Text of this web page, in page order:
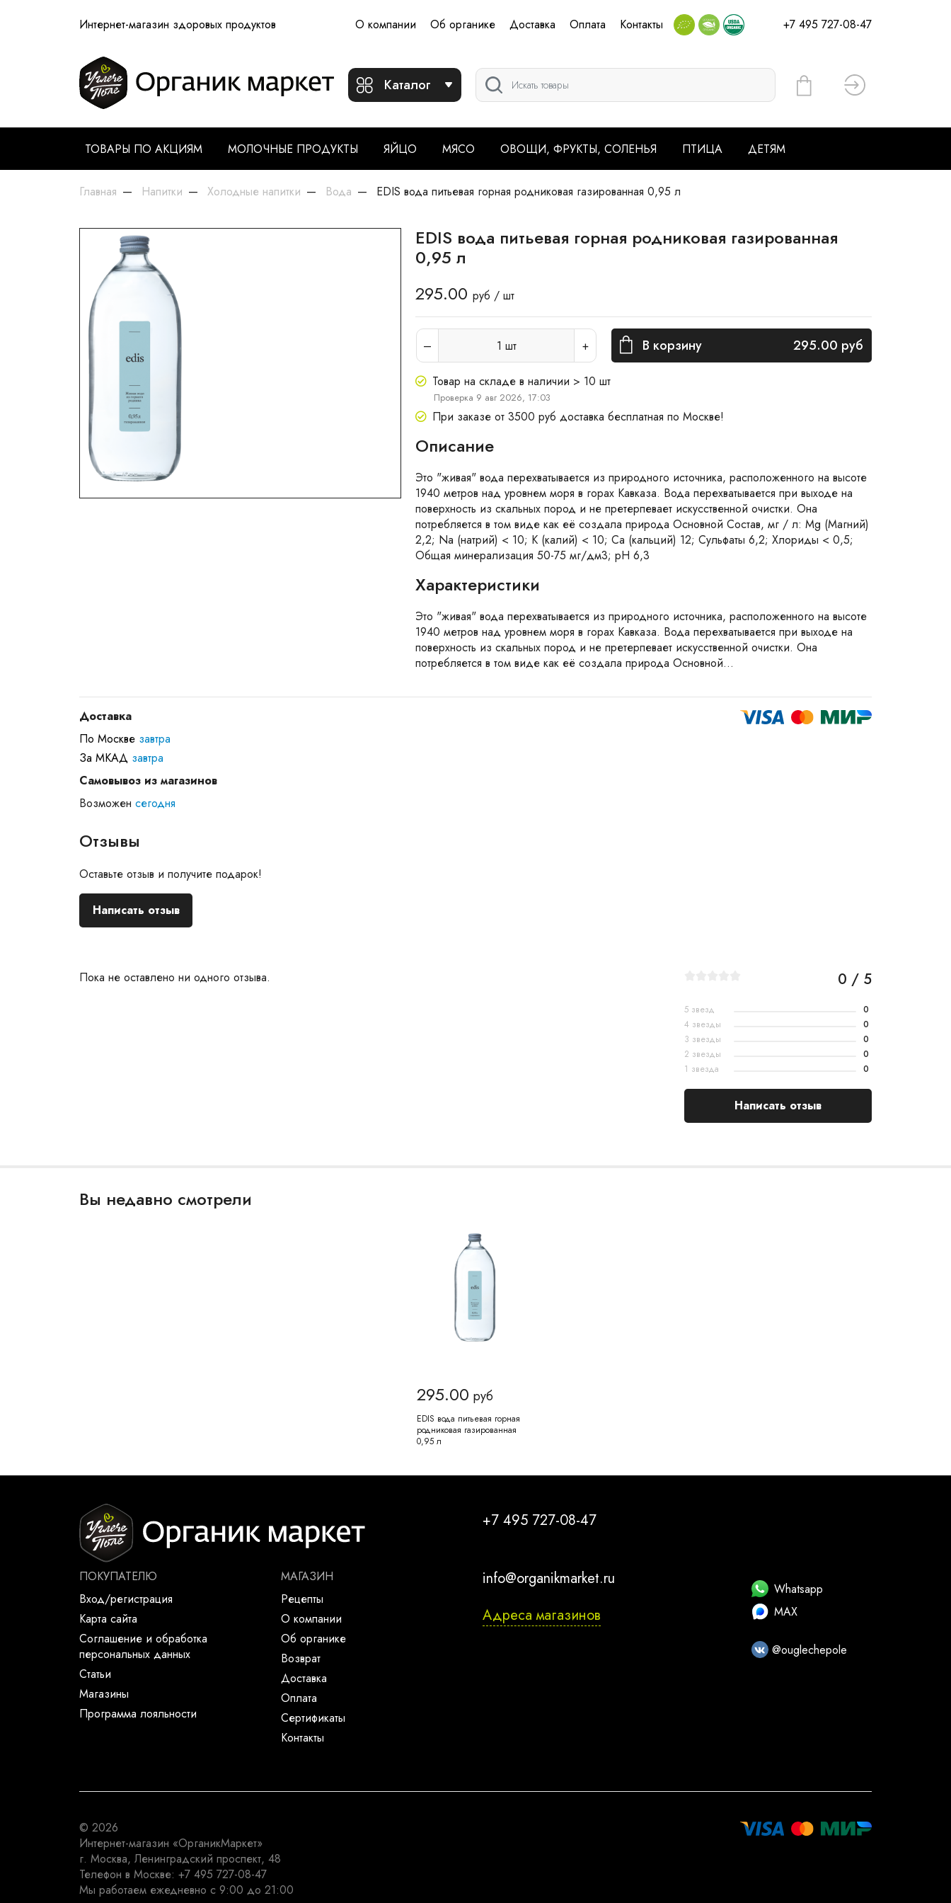
Интернет-магазин здоровых продуктов О компании Об органике Доставка Оплата Контакты +7 495 727-08-47
Каталог Вход
ТОВАРЫ ПО АКЦИЯМ МОЛОЧНЫЕ ПРОДУКТЫ ЯЙЦО МЯСО ОВОЩИ, ФРУКТЫ, СОЛЕНЬЯ ПТИЦА ДЕТЯМ
Главная Напитки Холодные напитки Вода EDIS вода питьевая горная родниковая газированная 0,95 л
EDIS вода питьевая горная родниковая газированная
0,95 л
295.00 руб / шт
1 шт В корзину 295.00 руб
Товар на складе в наличии > 10 шт
Проверка 9 авг 2026, 17:03
При заказе от 3500 руб доставка бесплатная по Москве!
Описание
Это "живая" вода перехватывается из природного источника, расположенного на высоте
1940 метров над уровнем моря в горах Кавказа. Вода перехватывается при выходе на
поверхность из скальных пород и не претерпевает искусственной очистки. Она
потребляется в том виде как её создала природа Основной Состав, мг / л: Mg (Магний)
2,2; Na (натрий) < 10; K (калий) < 10; Ca (кальций) 12; Сульфаты 6,2; Хлориды < 0,5;
Общая минерализация 50-75 мг/дм3; pH 6,3
Характеристики
Это "живая" вода перехватывается из природного источника, расположенного на высоте
1940 метров над уровнем моря в горах Кавказа. Вода перехватывается при выходе на
поверхность из скальных пород и не претерпевает искусственной очистки. Она
потребляется в том виде как её создала природа Основной...
Доставка
По Москве завтра
За МКАД завтра
Самовывоз из магазинов
Возможен сегодня
Отзывы
Оставьте отзыв и получите подарок!
Написать отзыв
Пока не оставлено ни одного отзыва. 0 / 5
5 звезд
0
4 звезды
0
3 звезды
0
2 звезды
0
1 звезда
0
Написать отзыв
Вы недавно смотрели
295.00 руб
EDIS вода питьевая горная
родниковая газированная
0,95 л
ПОКУПАТЕЛЮ
Вход/регистрация
Карта сайта
Соглашение и обработка
персональных данных
Статьи
Магазины
Программа лояльности
МАГАЗИН
Рецепты
О компании
Об органике
Возврат
Доставка
Оплата
Сертификаты
Контакты
+7 495 727-08-47
info@organikmarket.ru
Адреса магазинов
Whatsapp
MAX
@ouglechepole
© 2026
Интернет-магазин «ОрганикМаркет»
г. Москва, Ленинградский проспект, 48
Телефон в Москве: +7 495 727-08-47
Мы работаем ежедневно с 9:00 до 21:00